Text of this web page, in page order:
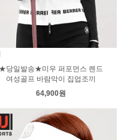
★당일발송★미우 퍼포먼스 렌드
여성골프 바람막이 집업조끼
64,900원